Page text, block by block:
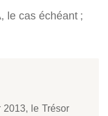
le cas échéant ;
2013, le Trésor